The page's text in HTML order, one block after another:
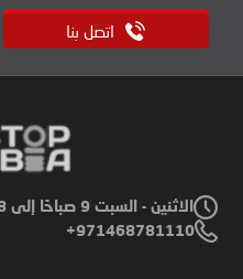
اتصل بنا
الاثنين - السبت 9 صباحًا إلى 8 مساءً | الأحد 9 صباحًا إلى 6 مساءً
971468781110+